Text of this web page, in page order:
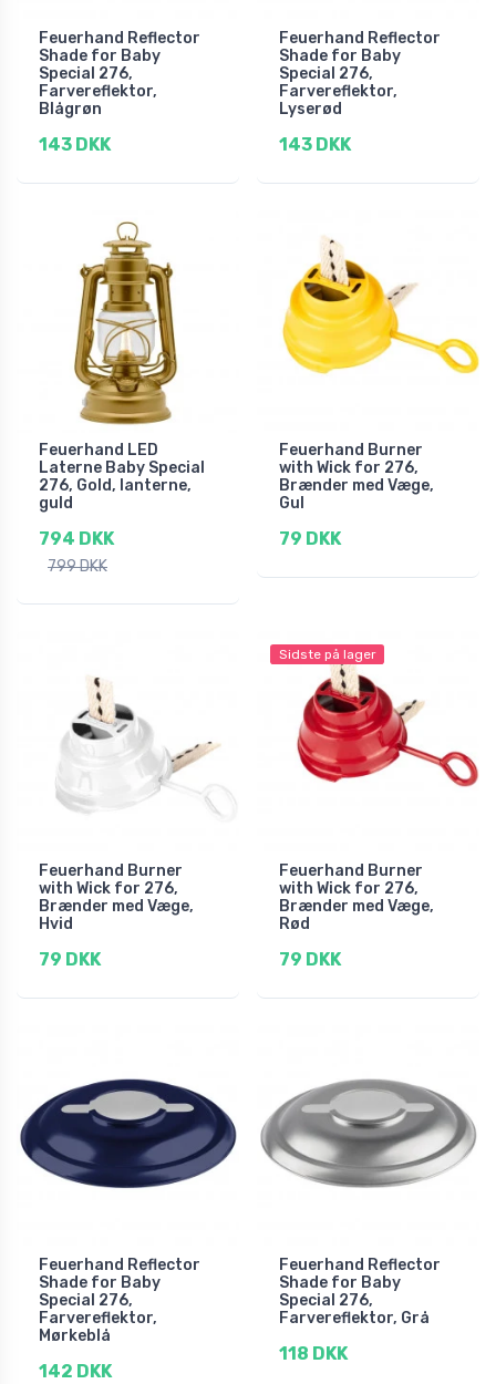
Feuerhand Reflector
Shade for Baby
Special 276,
Farvereflektor,
Blågrøn
143 DKK
Feuerhand Reflector
Shade for Baby
Special 276,
Farvereflektor,
Lyserød
143 DKK
Feuerhand LED
Laterne Baby Special
276, Gold, lanterne,
guld
794 DKK
799 DKK
Feuerhand Burner
with Wick for 276,
Brænder med Væge,
Gul
79 DKK
Feuerhand Burner
with Wick for 276,
Brænder med Væge,
Hvid
79 DKK
Sidste på lager
Feuerhand Burner
with Wick for 276,
Brænder med Væge,
Rød
79 DKK
Feuerhand Reflector
Shade for Baby
Special 276,
Farvereflektor,
Mørkeblå
142 DKK
Feuerhand Reflector
Shade for Baby
Special 276,
Farvereflektor, Grå
118 DKK